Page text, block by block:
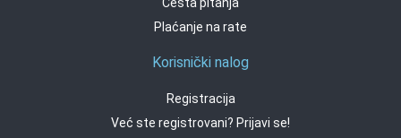
Plaćanje na rate
Korisnički nalog
Registracija
Već ste registrovani? Prijavi se!